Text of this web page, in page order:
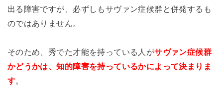
出る障害ですが、必ずしもサヴァン症候群と併発するも
のではありません。
そのため、秀でた才能を持っている人がサヴァン症候群
かどうかは、知的障害を持っているかによって決まりま
す。